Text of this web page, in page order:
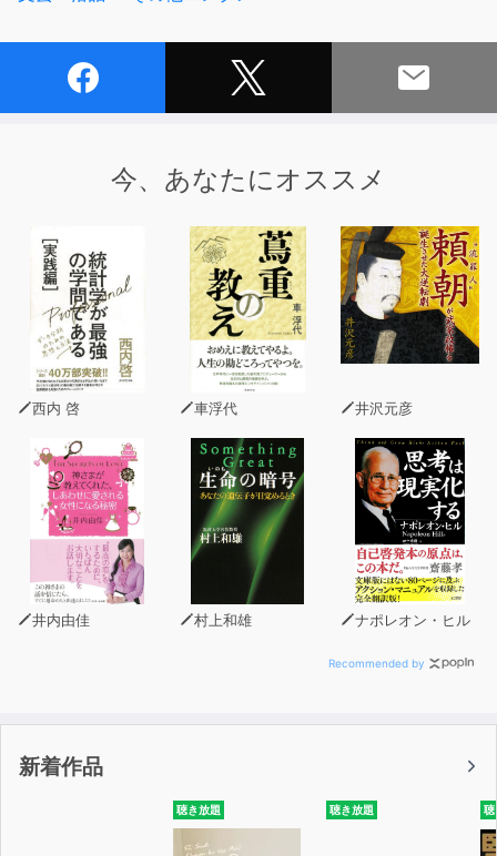
悠々自適な老後生活など夢のまた夢なったサバイバル時代
今、あなたにオススメ
西内 啓 車浮代 井沢元彦
井内由佳 村上和雄 ナポレオン・ヒル
Recommended by
新着作品
聴き放題 聴き放題 聴